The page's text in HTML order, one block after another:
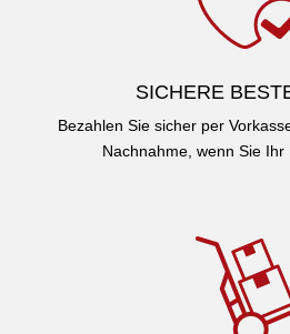
SICHERE
Bezahlen Sie sicher per
Nachnahme, wenn Sie Ihr